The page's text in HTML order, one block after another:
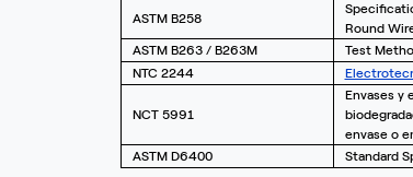
ASTM B258
Round
ASTM B263 / B263M
Test
NTC 2244
NCT 5991
Envases y
envase o
ASTM D6400
Standard